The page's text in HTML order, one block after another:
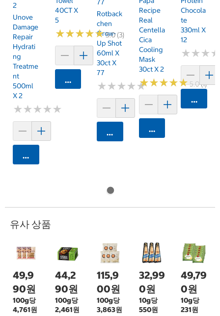
2
Unove
Damage
Repair
Hydrati
Ng
Treatme
Nt
500ml
X 2
★★★★★
★★★★★
카트에 담기
40CT X
5
★★★★★
★★★★★5.0 (3)
카트에 담기
77
Rotback
Chen
Grow-
Up Shot
60ml X
30ct X
77
★★★★★
★★★★★
카트에 담기
Recipe
Real
Centella
Cica
Cooling
Mask
30ct X 2
★★★★★
★★★★★5.0 (1)
카트에 담기
Chocola
Te
330ml X
12
★★★
★★★
카트에
유사 상품
49,9
90원
100g당
4,761원
44,2
90원
100g당
2,461원
115,9
00원
100g당
3,863원
32,99
0원
10g당
550원
49,79
0원
10g당
231원